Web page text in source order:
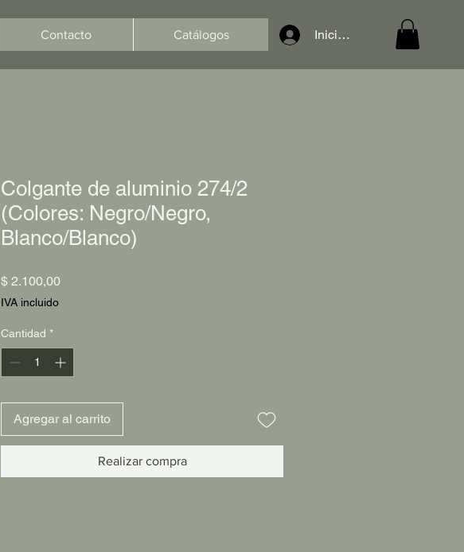
Contacto Catálogos Iniciar sesión
Colgante de aluminio 274/2
(Colores: Negro/Negro,
Blanco/Blanco)
$ 2.100,00Precio
IVA incluido
Cantidad *
Agregar al carrito
Realizar compra